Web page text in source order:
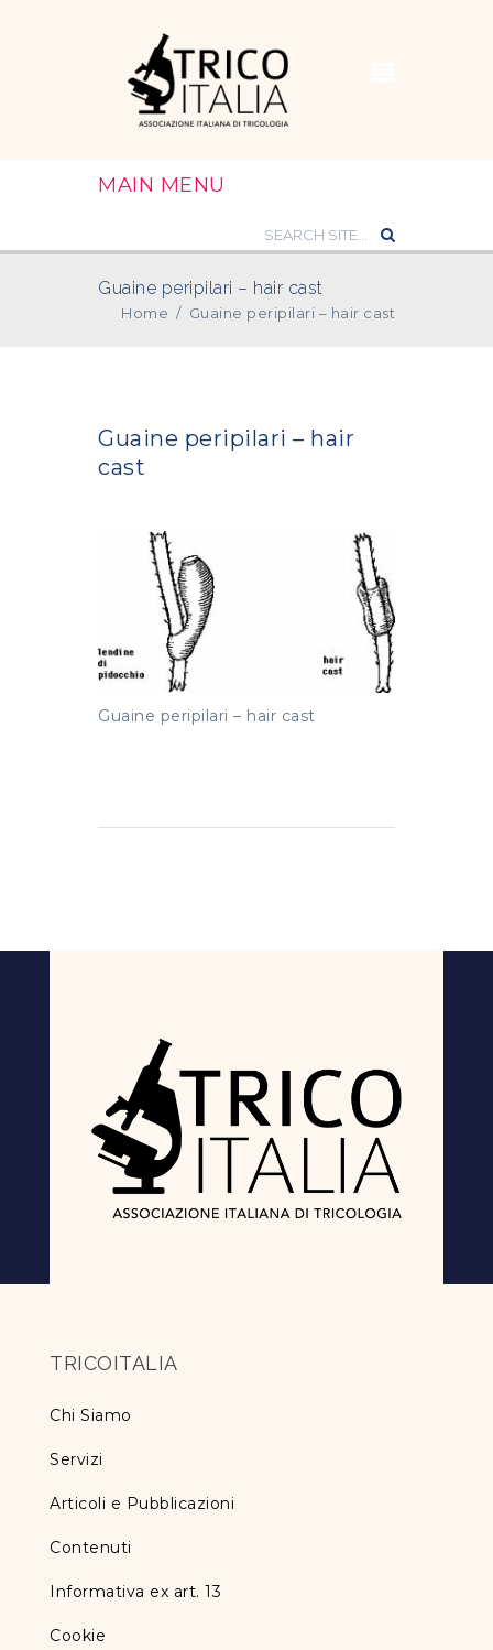
MAIN MENU
Guaine peripilari – hair cast
Home / Guaine peripilari – hair cast
Guaine peripilari – hair
cast
Guaine peripilari – hair cast
TRICOITALIA
Chi Siamo
Servizi
Articoli e Pubblicazioni
Contenuti
Informativa ex art. 13
Cookie